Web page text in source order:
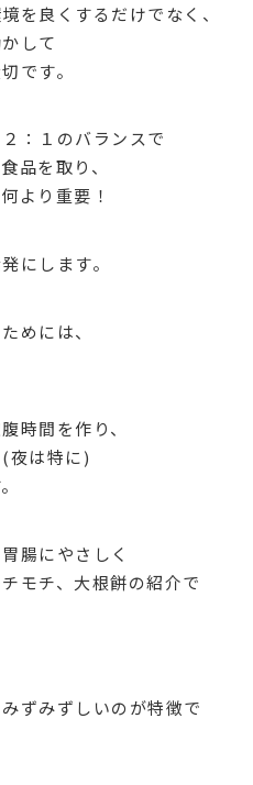
を良くするだけでなく、
して
です。
：１のバランスで
品を取り、
より重要！
にします。
めには、
時間を作り、
(夜は特に)
腸にやさしく
モチ、大根餅の紹介で
ずみずしいのが特徴で